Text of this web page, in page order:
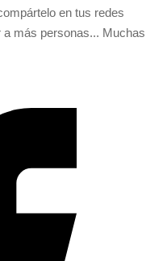
en tus redes
más personas... Muchas